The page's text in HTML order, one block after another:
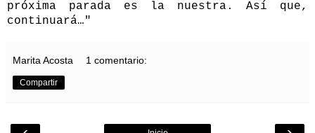
próxima parada es la nuestra. Así que,
continuará…"
Marita Acosta 1 comentario:
Compartir